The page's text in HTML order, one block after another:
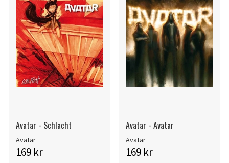
Avatar - Schlacht
Avatar
169 kr
Avatar - Avatar
Avatar
169 kr